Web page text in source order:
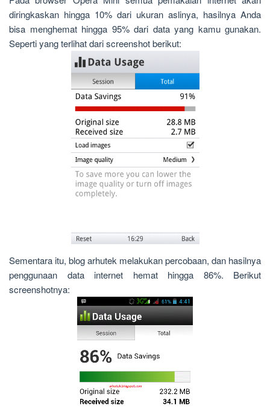
diringkaskan hingga 10% dari ukuran aslinya, hasilnya Anda
bisa menghemat hingga 95% dari data yang kamu gunakan.
Seperti yang terlihat dari screenshot berikut:
Sementara itu, blog arhutek melakukan percobaan, dan hasilnya
penggunaan data internet hemat hingga 86%. Berikut
screenshotnya: